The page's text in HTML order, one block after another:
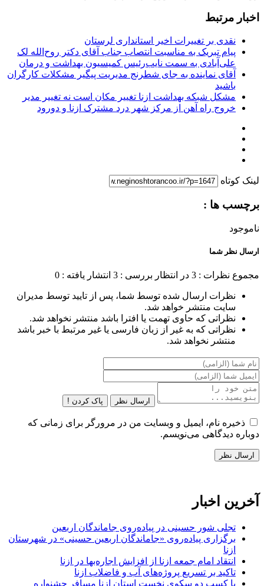
اخبار مرتبط
نقدی بر تغییرات اخیر استانداری لرستان
پیام تبریک به مناسبت انتصاب جناب آقای دکتر روح‌الله لک
علی‌آبادی به سمت نایب‌رئیس کمیسیون بهداشت و درمان
آقای نماینده به جای شطرنج مدیریت پیگیر مشکلات کارگران
باشید
مشکل شبکه بهداشت ازنا تغییر مکان است نه تغییر مدیر
خروج راه آهن از مرکز شهر درد مشترک ازنا و دورود
لینک کوتاه
برچسب ها :
ناموجود
ارسال نظر شما
مجموع نظرات : 3 در انتظار بررسی : 3 انتشار یافته : 0
نظرات ارسال شده توسط شما، پس از تایید توسط مدیران
سایت منتشر خواهد شد.
نظراتی که حاوی تهمت یا افترا باشد منتشر نخواهد شد.
نظراتی که به غیر از زبان فارسی یا غیر مرتبط با خبر باشد
منتشر نخواهد شد.
ارسال نظر پاک کردن !
ذخیره نام، ایمیل و وبسایت من در مرورگر برای زمانی که
دوباره دیدگاهی می‌نویسم.
آخرین اخبار
تجلی شور حسینی در پیاده‌روی جاماندگان اربعین
برگزاری پیاده‌روی «جاماندگان اربعین حسینی» در شهرستان
ازنا
انتقاد امام جمعه ازنا از افزایش اجاره‌بها در ازنا
تاکید بر تسریع پروژه‌های آب و فاضلاب ازنا
با کسب دو سکوی نخست استان ازنا مسافر جشنواره